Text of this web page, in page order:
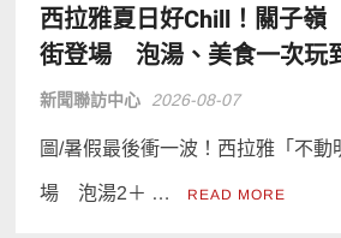
西拉雅夏日好Chill！關子嶺
街登場 泡湯、美食一次玩
新聞聯訪中心 2026-08-07
圖/暑假最後衝一波！西拉雅「不動
場 泡湯2＋ … READ MORE